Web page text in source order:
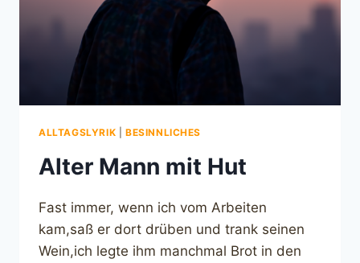
ALLTAGSLYRIK BESINNLICHES
Alter Mann mit Hut
Fast immer, wenn ich vom Arbeiten
kam,saß er dort drüben und trank seinen
Wein,ich legte ihm manchmal Brot in den